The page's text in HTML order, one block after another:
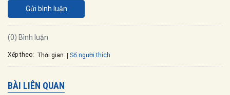
Gửi bình luận
(0) Bình luận
Xếp theo: Thời gian Số người thích
BÀI LIÊN QUAN